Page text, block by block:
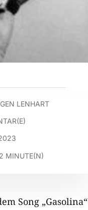
LENHART
2 MINUTE(N)
Song „Gasolina“